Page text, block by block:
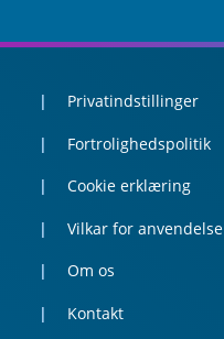
Privatindstillinger
Fortrolighedspolitik
Cookie erklæring
Vilkar for anvendelse
Om os
Kontakt